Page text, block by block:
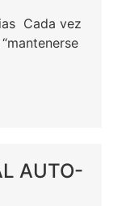
Cada vez
AUTO-